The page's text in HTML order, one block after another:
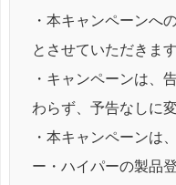
・本キャンペーンへ
とさせていただきます
・キャンペーンは、
わらず、予告なしに
・本キャンペーンは
ー・ハイパーの製品